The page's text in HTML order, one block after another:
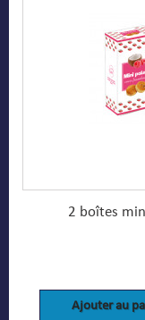
2 boîtes
Ajouter au